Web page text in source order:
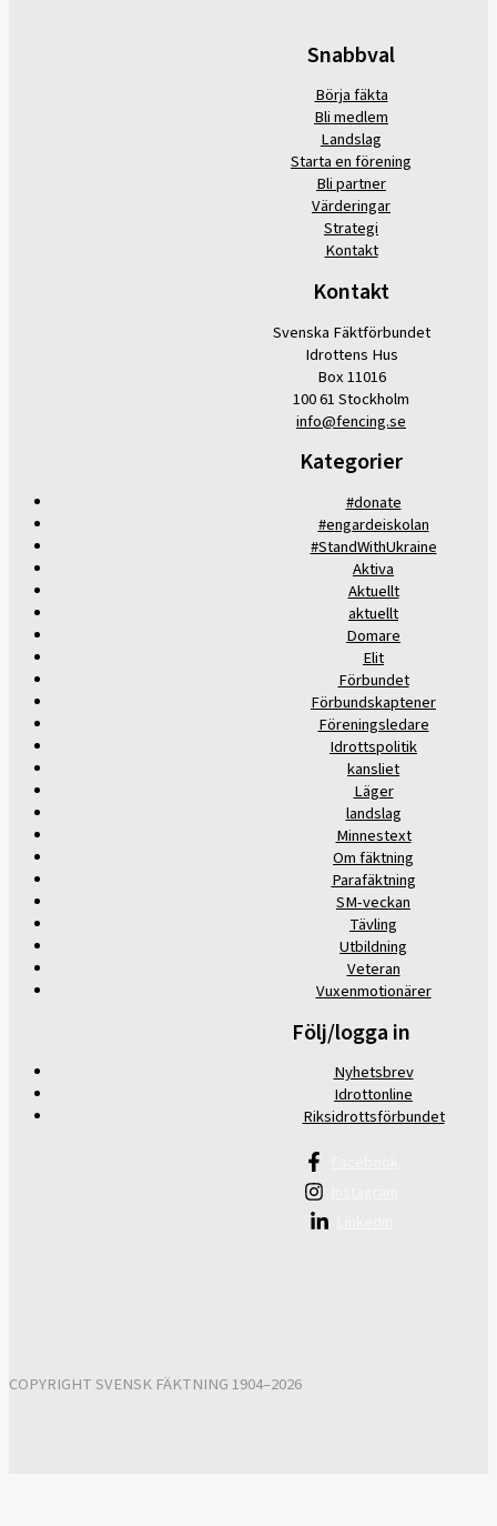
Snabbval
Börja fäkta
Bli medlem
Landslag
Starta en förening
Bli partner
Värderingar
Strategi
Kontakt
Kontakt
Svenska Fäktförbundet
Idrottens Hus
Box 11016
100 61 Stockholm
info@fencing.se
Kategorier
#donate
#engardeiskolan
#StandWithUkraine
Aktiva
Aktuellt
aktuellt
Domare
Elit
Förbundet
Förbundskaptener
Föreningsledare
Idrottspolitik
kansliet
Läger
landslag
Minnestext
Om fäktning
Parafäktning
SM-veckan
Tävling
Utbildning
Veteran
Vuxenmotionärer
Följ/logga in
Nyhetsbrev
Idrottonline
Riksidrottsförbundet
COPYRIGHT SVENSK FÄKTNING 1904–2026